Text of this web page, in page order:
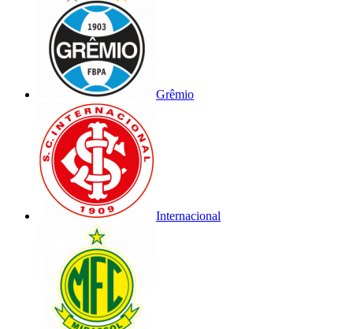
Grêmio
Internacional